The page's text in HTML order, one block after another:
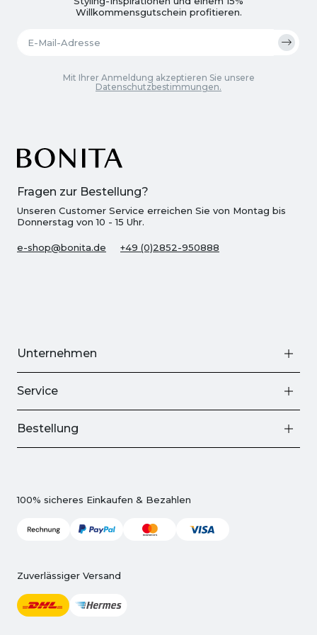
Fragen zur Bestellung?
Unseren Customer Service erreichen Sie von Montag bis
Donnerstag von 10 - 15 Uhr.
e-shop@bonita.de +49 (0)2852-950888
Willkommensgutschein profitieren.
Mit Ihrer Anmeldung akzeptieren Sie unsere
Datenschutzbestimmungen.
Unternehmen
Service
Bestellung
100% sicheres Einkaufen & Bezahlen
Zuverlässiger Versand